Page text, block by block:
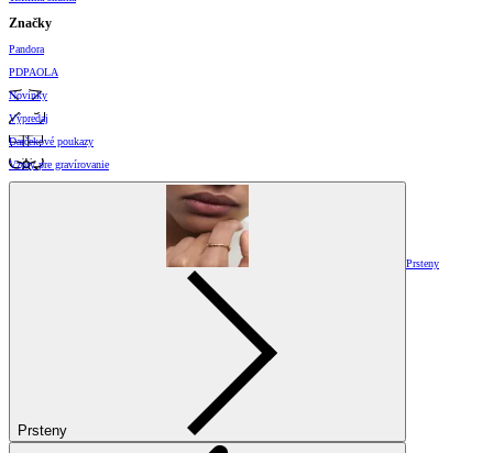
Značky
Pandora
PDPAOLA
Novinky
Výpredaj
Darčekové poukazy
Vzory pre gravírovanie
Prsteny
Prsteny